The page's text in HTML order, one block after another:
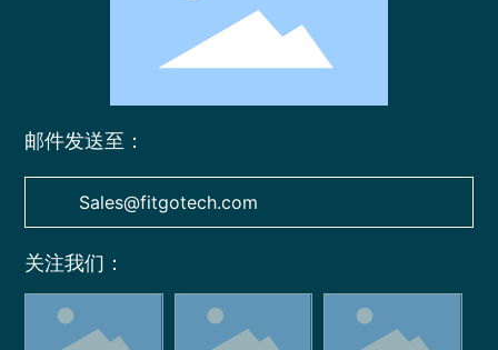
邮件发送至：
Sales@fitgotech.com
关注我们：